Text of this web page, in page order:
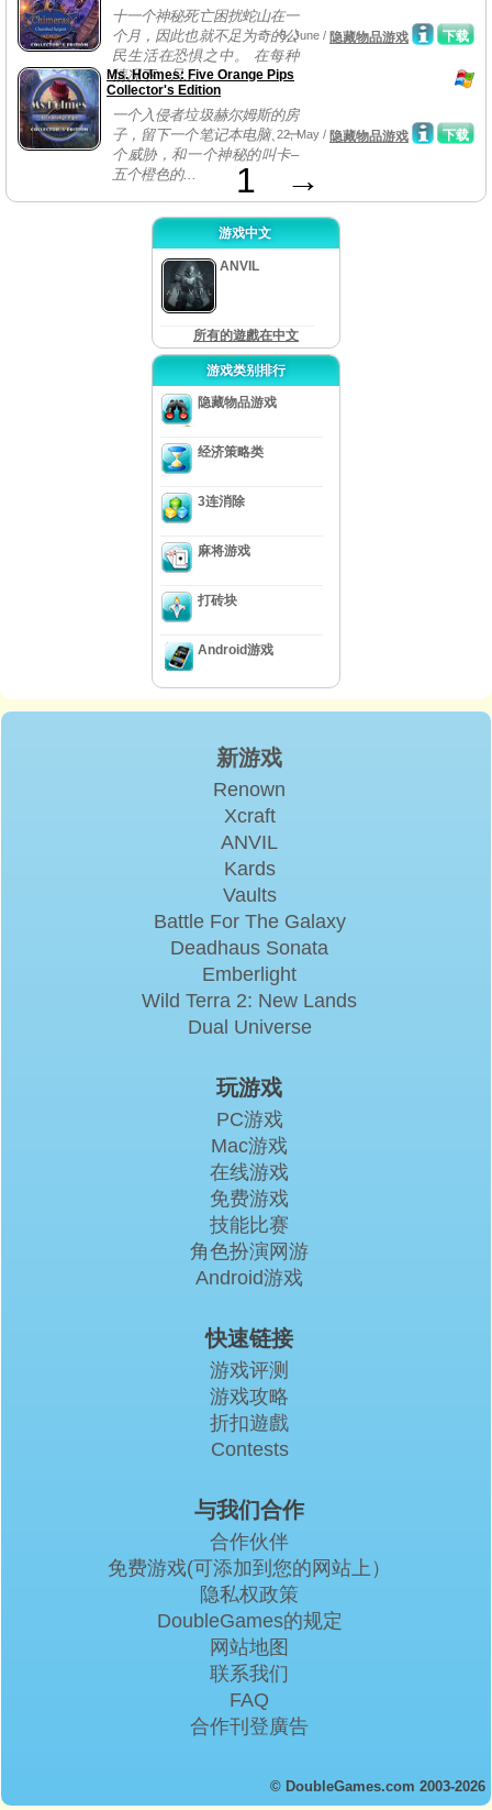
十一个神秘死亡困扰蛇山在一
个月，因此也就不足为奇的公
民生活在恐惧之中。 在每种
情况下，只...
下载
5, June / 隐藏物品游戏
Ms. Holmes: Five Orange Pips
Collector's Edition
一个入侵者垃圾赫尔姆斯的房
子，留下一个笔记本电脑、一
个威胁，和一个神秘的叫卡–
五个橙色的...
下载
22, May / 隐藏物品游戏
1 →
游戏中文
ANVIL
所有的遊戲在中文
游戏类别排行
隐藏物品游戏
经济策略类
3连消除
麻将游戏
打砖块
Android游戏
新游戏
Renown
Xcraft
ANVIL
Kards
Vaults
Battle For The Galaxy
Deadhaus Sonata
Emberlight
Wild Terra 2: New Lands
Dual Universe
玩游戏
PC游戏
Mac游戏
在线游戏
免费游戏
技能比赛
角色扮演网游
Android游戏
快速链接
游戏评测
游戏攻略
折扣遊戲
Contests
与我们合作
合作伙伴
免费游戏(可添加到您的网站上）
隐私权政策
DoubleGames的规定
网站地图
联系我们
FAQ
合作刊登廣告
© DoubleGames.com 2003-2026